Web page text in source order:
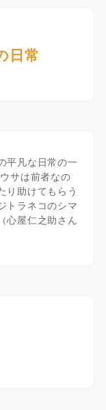
日常
平凡な日常の一
サは前者なの
り助けてもらう
トラネコのシマ
心屋仁之助さん